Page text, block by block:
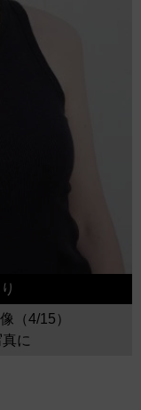
（4/15）
に